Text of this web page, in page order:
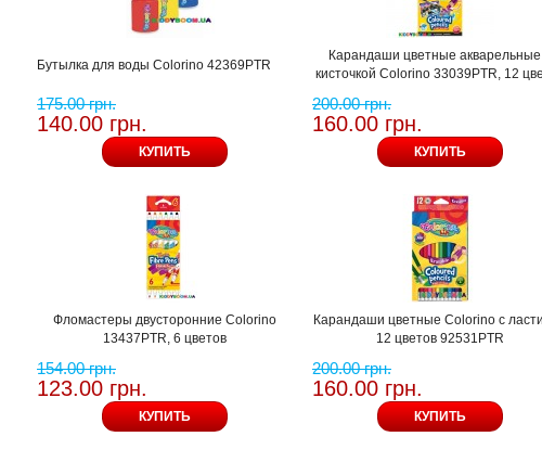
Бутылка для воды Colorino 42369PTR
175.00 грн.
140.00 грн.
КУПИТЬ
Карандаши цветные акварельные
кисточкой Colorino 33039PTR, 12
200.00 грн.
160.00 грн.
КУПИТЬ
Фломастеры двусторонние Colorino
13437PTR, 6 цветов
154.00 грн.
123.00 грн.
КУПИТЬ
Карандаши цветные Colorino с
12 цветов 92531PTR
200.00 грн.
160.00 грн.
КУПИТЬ